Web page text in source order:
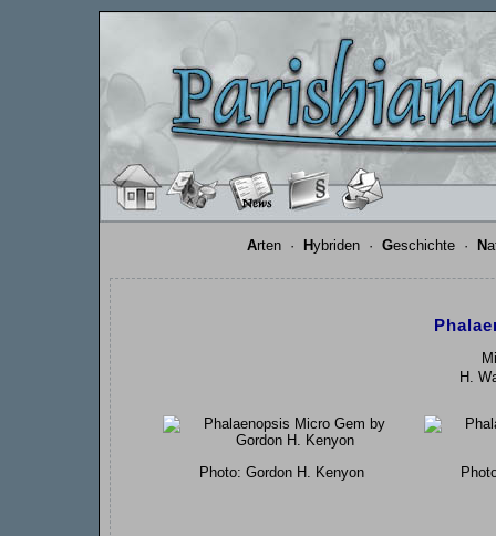
Arten · Hybriden · Geschichte · N
H.
Photo: Gordon H. Kenyon